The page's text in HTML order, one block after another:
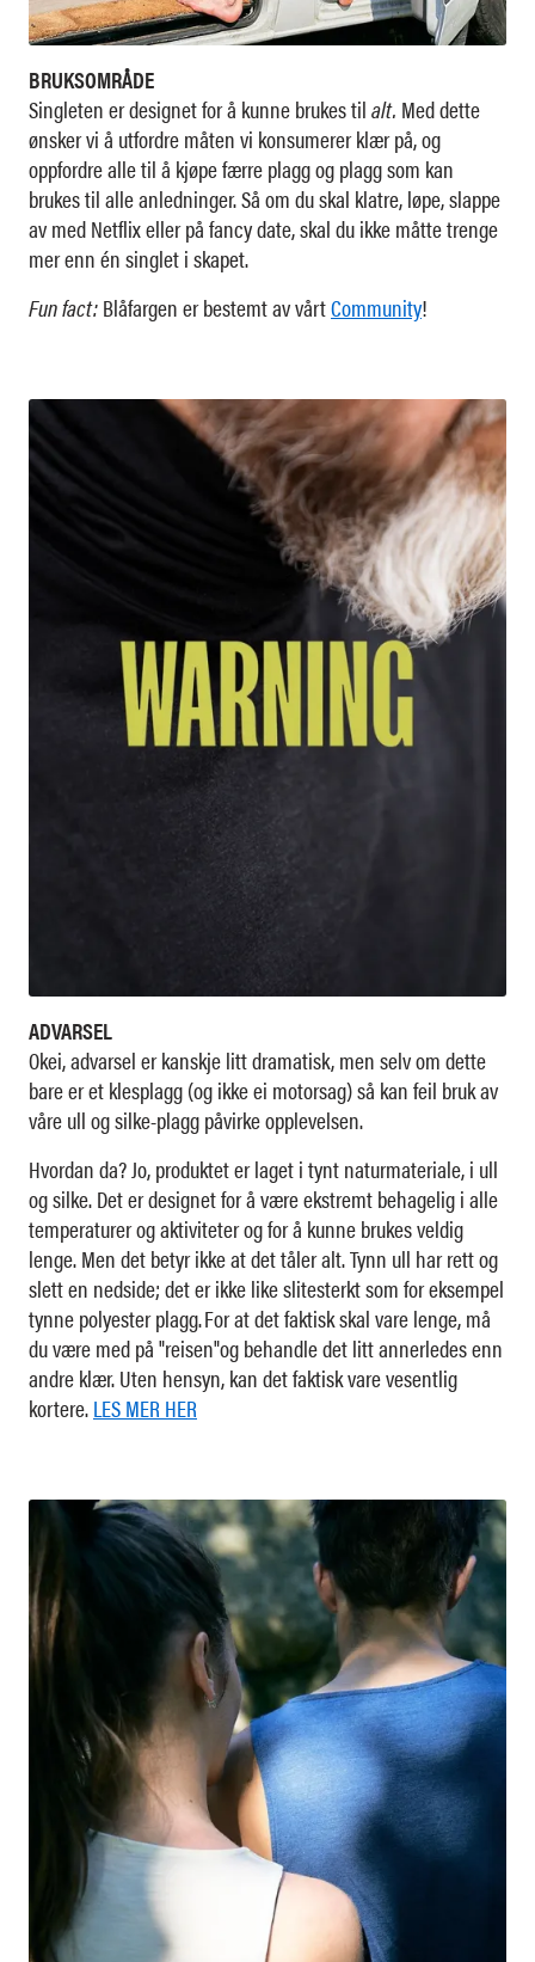
BRUKSOMRÅDE
Singleten er designet for å kunne brukes tilalt. Med dette
ønsker vi å utfordre måten vi konsumerer klær på, og
oppfordre alle til å kjøpe færre plagg og plagg som kan
brukes til alle anledninger. Så om du skal klatre, løpe, slappe
av med Netflix eller på fancy date, skal du ikke måtte trenge
mer enn én singlet i skapet.
Fun fact:Blåfargen er bestemt av vårtCommunity!
ADVARSEL
Okei, advarsel er kanskje litt dramatisk, men selv om dette
bare er et klesplagg (og ikke ei motorsag) så kan feil bruk av
våre ull og silke-plagg påvirke opplevelsen.
Hvordan da? Jo, produktet er laget i tynt naturmateriale, i ull
og silke. Det er designet for å være ekstremt behagelig i alle
temperaturer og aktiviteter og for å kunne brukes veldig
lenge. Men det betyr ikke at det tåler alt. Tynn ull har rett og
slett en nedside; det er ikke like slitesterkt som for eksempel
tynne polyester plagg. For at det faktisk skal vare lenge, må
du være med på "reisen"og behandle det litt annerledes enn
andre klær. Uten hensyn, kan det faktisk vare vesentlig
kortere.LES MER HER